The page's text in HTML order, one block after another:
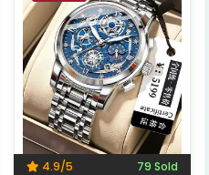
4.9/5 79 Sold